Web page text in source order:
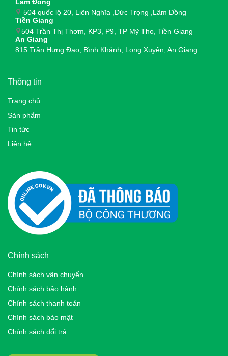
504 quốc lộ 20, Liên Nghĩa ,Đức Trọng ,Lâm Đồng
Tiền Giang
504 Trần Thị Thơm, KP3, P9, TP Mỹ Tho, Tiền Giang
An Giang
815 Trần Hưng Đạo, Bình Khánh, Long Xuyên, An Giang
Thông tin
Trang chủ
Sản phẩm
Tin tức
Liên hệ
Chính sách
Chính sách vận chuyển
Chính sách bảo hành
Chính sách thanh toán
Chính sách bảo mật
Chính sách đổi trả